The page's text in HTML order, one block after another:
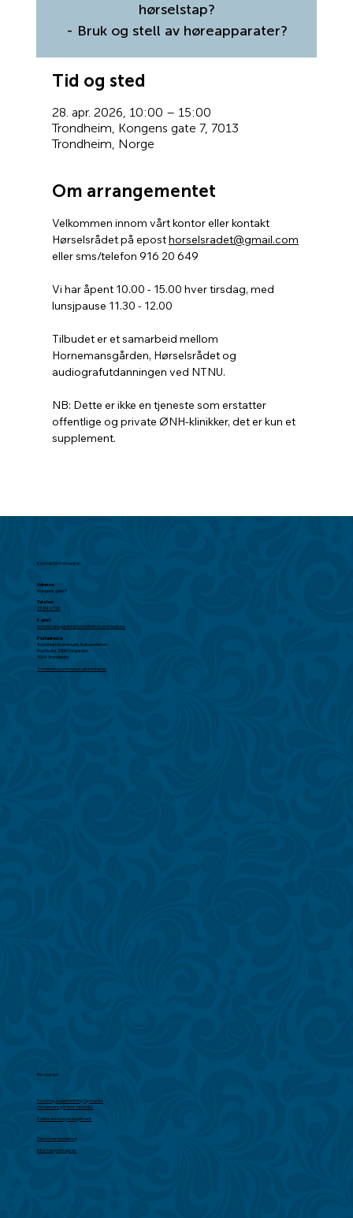
hørselstap?
- Bruk og stell av høreapparater?
Tid og sted
28. apr. 2026, 10:00 – 15:00
Trondheim, Kongens gate 7, 7013
Trondheim, Norge
Om arrangementet
Velkommen innom vårt kontor eller kontakt
Hørselsrådet på epost horselsradet@gmail.com
eller sms/telefon 916 20 649
Vi har åpent 10.00 - 15.00 hver tirsdag, med
lunsjpause 11.30 - 12.00
Tilbudet er et samarbeid mellom
Hornemansgården, Hørselsrådet og
audiografutdanningen ved NTNU.
NB: Dette er ikke en tjeneste som erstatter
offentlige og private ØNH-klinikker, det er kun et
supplement.
Kontaktinformasjon
Adresse:
Kongens gate 7
Telefon:
73 84 17 00
E-post:
hornemansgarden@trondheim.kommune.no
Postadresse:
Trondheim kommune, Kulturenheten
Postboks 2300 Torgarden
7004 Trondheim
Trondheim kommune Kulturenheten
Ressurser
Foredrag, underholdning og musikk
Hornemansgårdens historikk
Konferanse og arrangement
Personvernerklæring
Informasjonskapsler